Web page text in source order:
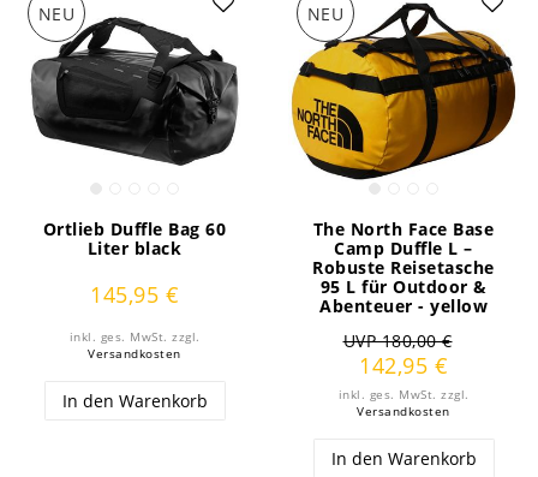
NEU
Ortlieb Duffle Bag 60
Liter black
145,95 €
inkl. ges. MwSt. zzgl.
Versandkosten
In den Warenkorb
NEU
The North Face Base
Camp Duffle L –
Robuste Reisetasche
95 L für Outdoor &
Abenteuer - yellow
UVP 180,00 €
142,95 €
inkl. ges. MwSt. zzgl.
Versandkosten
In den Warenkorb